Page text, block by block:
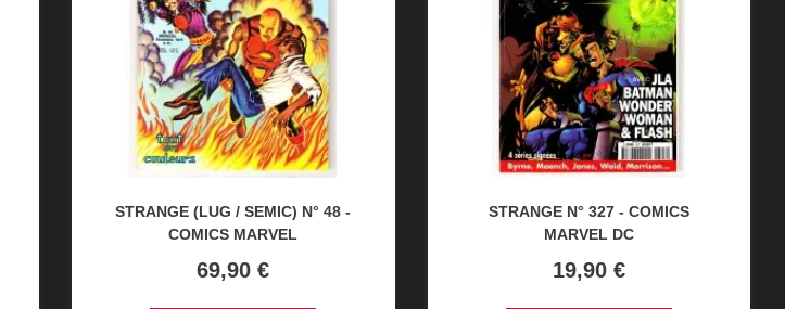
STRANGE (LUG / SEMIC) N° 48 -
COMICS MARVEL
Prix
69,90 €
STRANGE N° 327 - COMICS
MARVEL DC
Prix
19,90 €